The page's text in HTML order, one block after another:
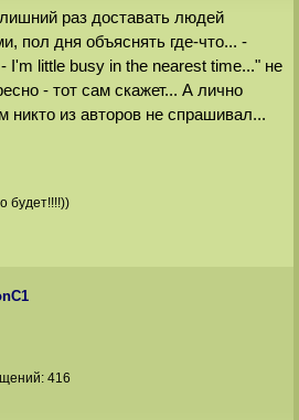
раз доставать людей
пол дня объяснять где-что... -
I'm little busy in the nearest time..." не
- тот сам скажет... А лично
никто из авторов не спрашивал...
будет!!!!))
416